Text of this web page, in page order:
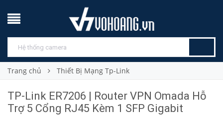
Trang chủ Thiết Bị Mạng Tp-Link
TP-Link ER7206 | Router VPN Omada Hỗ
Trợ 5 Cổng RJ45 Kèm 1 SFP Gigabit